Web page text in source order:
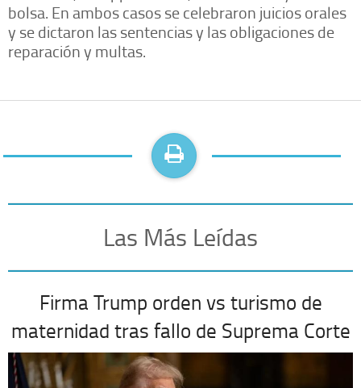
bolsa. En ambos casos se celebraron juicios orales
y se dictaron las sentencias y las obligaciones de
reparación y multas.
Las Más Leídas
Firma Trump orden vs turismo de
maternidad tras fallo de Suprema Corte